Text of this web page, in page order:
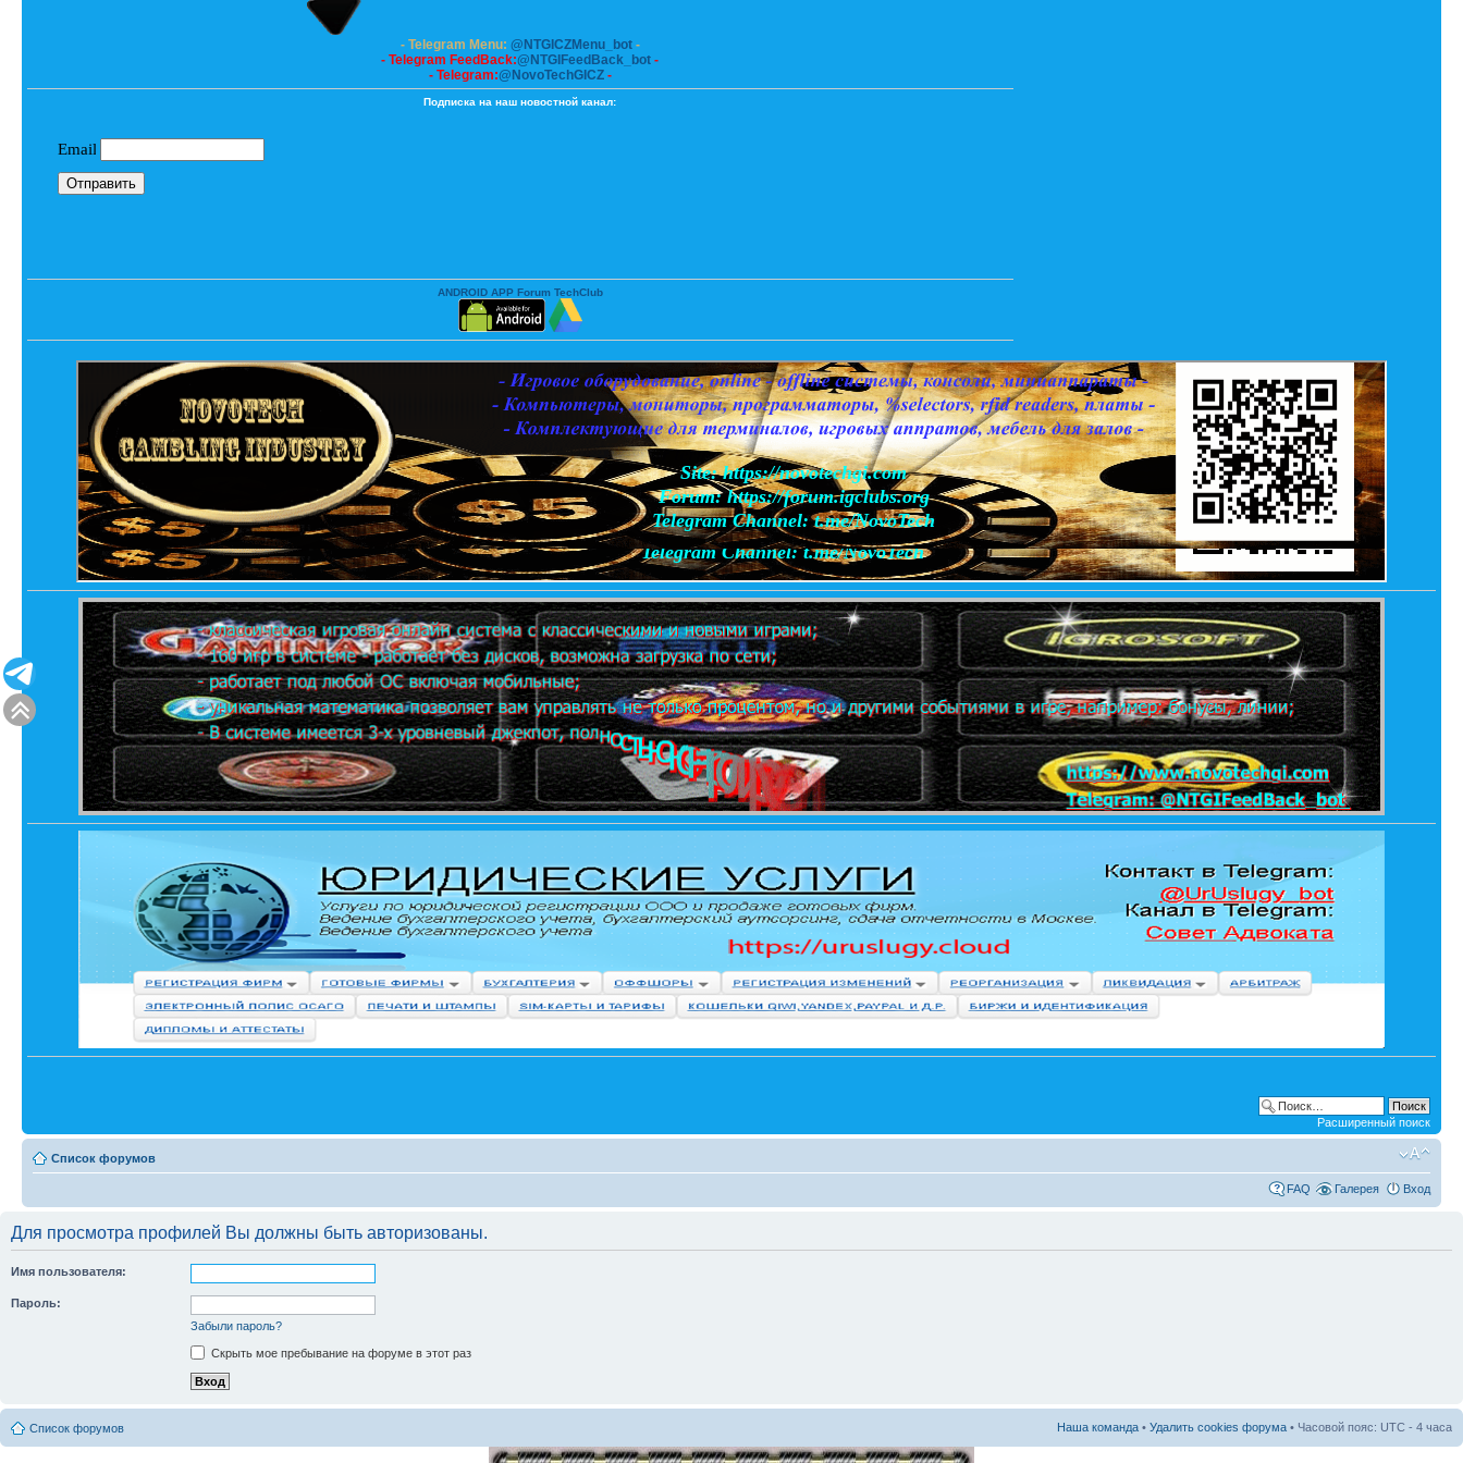
- Telegram Menu: @NTGICZMenu_bot-
- Telegram FeedBack:@NTGIFeedBack_bot -
- Telegram:@NovoTechGICZ-
Подписка на наш новостной канал:
ANDROID APP Forum TechClub
Расширенный поиск
Список форумов
FAQ Галерея Вход
Для просмотра профилей Вы должны быть авторизованы.
Имя пользователя:
Пароль:
Забыли пароль?
Скрыть мое пребывание на форуме в этот раз
Список форумов Наша команда • Удалить cookies форума • Часовой пояс: UTC - 4 часа